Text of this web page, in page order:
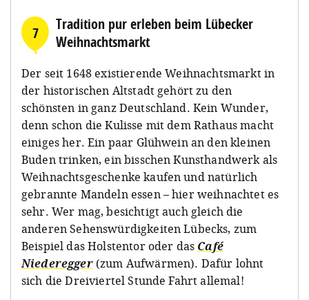
7
Tradition pur erleben beim Lübecker
Weihnachtsmarkt
Der seit 1648 existierende Weihnachtsmarkt in
der historischen Altstadt gehört zu den
schönsten in ganz Deutschland. Kein Wunder,
denn schon die Kulisse mit dem Rathaus macht
einiges her. Ein paar Glühwein an den kleinen
Buden trinken, ein bisschen Kunsthandwerk als
Weihnachtsgeschenke kaufen und natürlich
gebrannte Mandeln essen – hier weihnachtet es
sehr. Wer mag, besichtigt auch gleich die
anderen Sehenswürdigkeiten Lübecks, zum
Beispiel das Holstentor oder das Café
Niederegger(zum Aufwärmen). Dafür lohnt
sich die Dreiviertel Stunde Fahrt allemal!